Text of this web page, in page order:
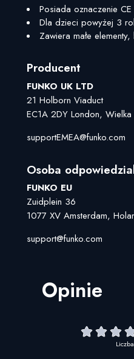
Posiada oznaczenie
Dla dzieci powyżej 3
Zawiera małe
Producent
FUNKO UK LTD
21 Holborn Viaduct
EC1A 2DY London, Wielka
supportEMEA@funko.com
Osoba
FUNKO EU
Zuidplein 36
1077 XV Amsterdam,
support@funko.com
Opinie